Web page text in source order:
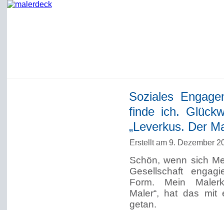
Soziales
finde ich.
„Leverkus. Der
Erstellt am 9. Dezember
Schön, wenn sich
Gesellschaft
Form. Mein
Maler“, hat das mit
getan.